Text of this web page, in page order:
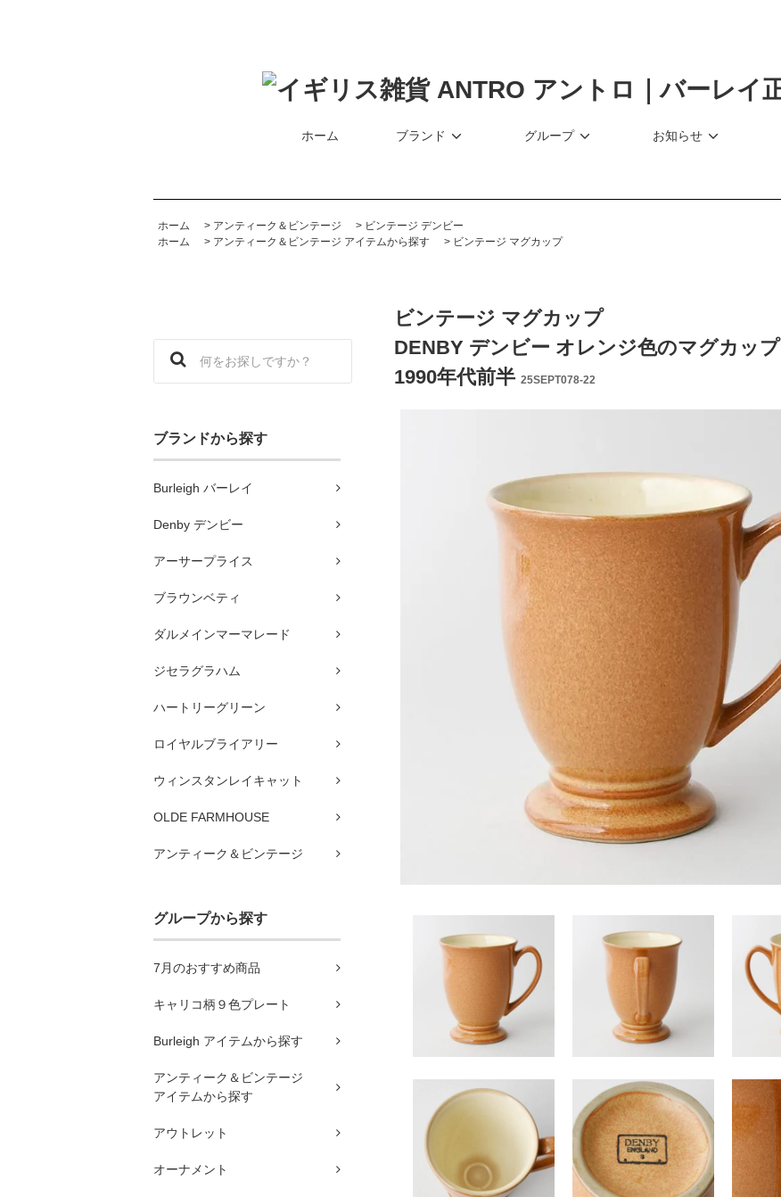
ホーム ブランド グループ お知らせ
ホーム > アンティーク＆ビンテージ > ビンテージ デンビー
ホーム
> アンティーク＆ビンテージ アイテムから探す > ビンテージ マグカップ
ブランドから探す
Burleigh バーレイ
Denby デンビー
アーサープライス
ブラウンベティ
ダルメインマーマレード
ジセラグラハム
ハートリーグリーン
ロイヤルブライアリー
ウィンスタンレイキャット
OLDE FARMHOUSE
アンティーク＆ビンテージ
グループから探す
7月のおすすめ商品
キャリコ柄９色プレート
Burleigh アイテムから探す
アンティーク＆ビンテージ
アイテムから探す
アウトレット
オーナメント
ビンテージ マグカップ
DENBY デンビー オレンジ色のマグカップ
1990年代前半 25SEPT078-22